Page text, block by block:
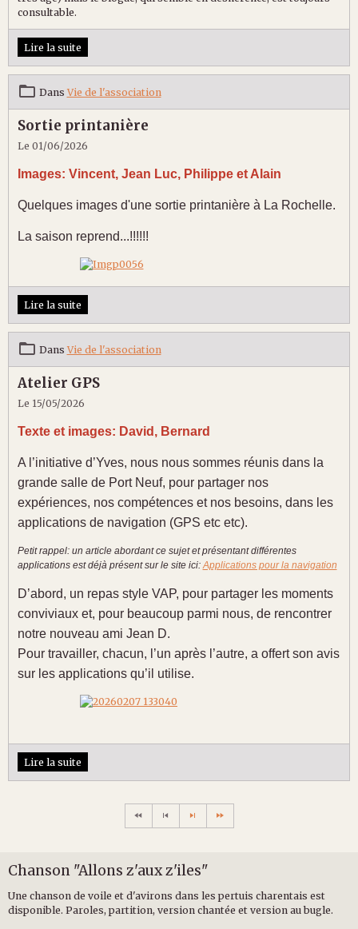
consultable.
Lire la suite
Dans Vie de l'association
Sortie printanière
Le 01/06/2026
Images: Vincent, Jean Luc, Philippe et Alain
Quelques images d'une sortie printanière à La Rochelle.
La saison reprend...!!!!!!
Lire la suite
Dans Vie de l'association
Atelier GPS
Le 15/05/2026
Texte et images: David, Bernard
A l’initiative d’Yves, nous nous sommes réunis dans la
grande salle de Port Neuf, pour partager nos
expériences, nos compétences et nos besoins, dans les
applications de navigation (GPS etc etc).
Petit rappel: un article abordant ce sujet et présentant différentes
applications est déjà présent sur le site ici:Applications pour la navigation
D’abord, un repas style VAP, pour partager les moments
conviviaux et, pour beaucoup parmi nous, de rencontrer
notre nouveau ami Jean D.
Pour travailler, chacun, l’un après l’autre, a offert son avis
sur les applications qu’il utilise.
Lire la suite
Chanson "Allons z'aux z'iles"
Une chanson de voile et d'avirons dans les pertuis charentais est
disponible. Paroles, partition, version chantée et version au bugle.